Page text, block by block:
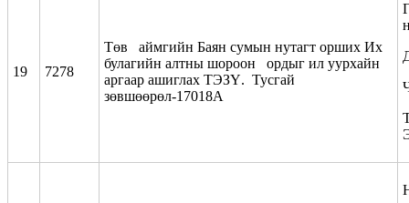
19 7278
Төв аймгийн Баян сумын нутагт орших Их
булагийн алтны шороон ордыг ил уурхайн
аргаар ашиглах ТЭЗҮ. Тусгай
зөвшөөрөл-17018А